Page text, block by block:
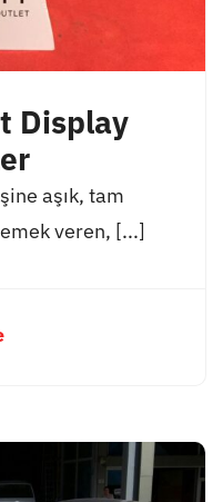
Display
aşık, tam
veren, [...]